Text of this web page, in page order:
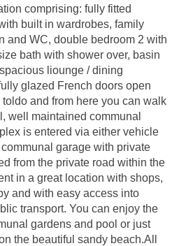
comprising: fully fitted
built in wardrobes, family
and WC, double bedroom 2 with
bath with shower over, basin
liounge / dining
glazed French doors open
and from here you can walk
well maintained communal
is entered via either vehicle
garage with private
from the private road within the
in a great location with shops,
and with easy access into
transport. You can enjoy the
gardens and pool or just
the beautiful sandy beach.All